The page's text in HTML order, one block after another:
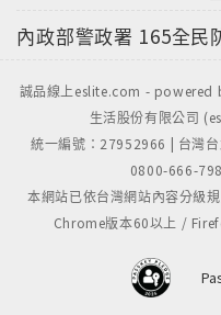
■本書目錄
1 驚悚的經驗
2 奇異的書
3 解不開的夢
內政部警政署 165全民
誠品線上eslite.com - powered
生活股份有限公司
統一編號：27952966 | 台灣
0800-666-
本網站已依台灣網站內容分級
Chrome版本60以上 /